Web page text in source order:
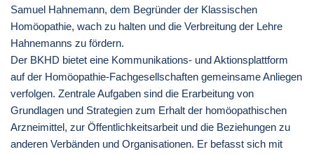
Samuel Hahnemann, dem Begründer der Klassischen
Homöopathie, wach zu halten und die Verbreitung der Lehre
Hahnemanns zu fördern.
Der BKHD bietet eine Kommunikations- und Aktionsplattform
auf der Homöopathie-Fachgesellschaften gemeinsame Anliegen
verfolgen. Zentrale Aufgaben sind die Erarbeitung von
Grundlagen und Strategien zum Erhalt der homöopathischen
Arzneimittel, zur Öffentlichkeitsarbeit und die Beziehungen zu
anderen Verbänden und Organisationen. Er befasst sich mit